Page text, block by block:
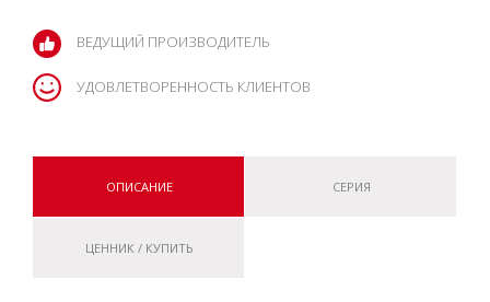
ВЕДУЩИЙ ПРОИЗВОДИТЕЛЬ
УДОВЛЕТВОРЕННОСТЬ КЛИЕНТОВ
ОПИСАНИЕ СЕРИЯ
ЦЕННИК / КУПИТЬ